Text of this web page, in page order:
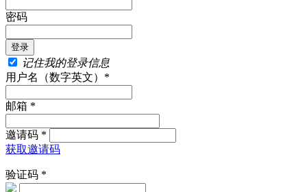
密码
记住我的登录信息
用户名（数字英文）*
邮箱 *
邀请码 *
获取邀请码
验证码 *